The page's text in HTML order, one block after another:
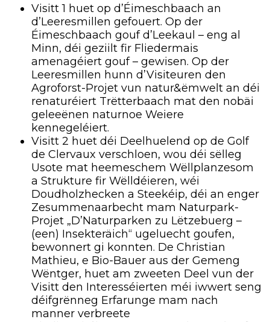
Visitt 1 huet op d’Éimeschbaach an
d’Leeresmillen gefouert. Op der
Éimeschbaach gouf d’Leekaul – eng al
Minn, déi geziilt fir Fliedermais
amenagéiert gouf – gewisen. Op der
Leeresmillen hunn d’Visiteuren den
Agroforst-Projet vun natur&ëmwelt an déi
renaturéiert Trëtterbaach mat den nobäi
geleeënen naturnoe Weiere
kennegeléiert.
Visitt 2 huet déi Deelhuelend op de Golf
de Clervaux verschloen, wou déi sëlleg
Usote mat heemeschem Wëllplanzesom
a Strukture fir Wëlldéieren, wéi
Doudholzhecken a Steekéip, déi an enger
Zesummenaarbecht mam Naturpark-
Projet „D’Naturparken zu Lëtzebuerg –
(een) Insekteräich“ ugeluecht goufen,
bewonnert gi konnten. De Christian
Mathieu, e Bio-Bauer aus der Gemeng
Wëntger, huet am zweeten Deel vun der
Visitt den Interesséierten méi iwwert seng
déifgrënneg Erfarunge mam nach
manner verbreete